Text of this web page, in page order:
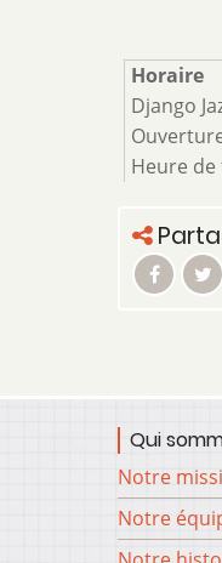
Horaire
Django
Heure de
Qui
Notre
Notre